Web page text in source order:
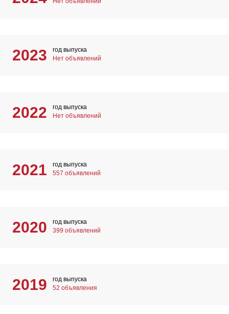
2023
год выпуска
Нет объявлений
2022
год выпуска
Нет объявлений
2021
год выпуска
557 объявлений
2020
год выпуска
399 объявлений
2019
год выпуска
52 объявления